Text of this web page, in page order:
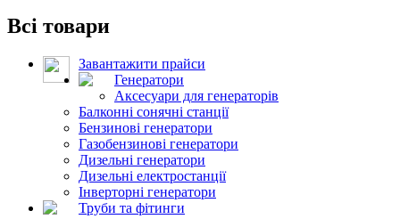
Всі товари
Завантажити прайси
Генератори
Аксесуари для генераторів
Балконні сонячні станції
Бензинові генератори
Газобензинові генератори
Дизельні генератори
Дизельні електростанції
Інверторні генератори
Труби та фітинги